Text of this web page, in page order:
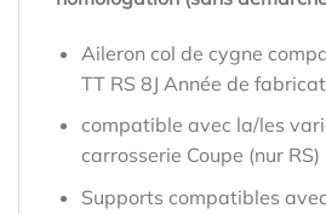
Aileron col de cygne
TT RS 8J Année de
compatible avec la/les
carrosserie Coupe (nur RS)
Supports compatibles